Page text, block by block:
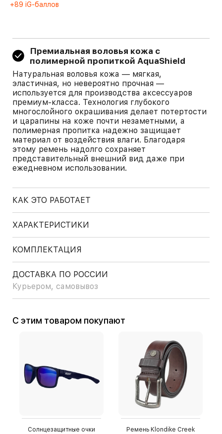
+89 iG-баллов
Премиальная воловья кожа с
полимерной пропиткой AquaShield
Натуральная воловья кожа — мягкая,
эластичная, но невероятно прочная —
используется для производства аксессуаров
премиум-класса. Технология глубокого
многослойного окрашивания делает потертости
и царапины на коже почти незаметными, а
полимерная пропитка надежно защищает
материал от воздействия влаги. Благодаря
этому ремень надолго сохраняет
представительный внешний вид даже при
ежедневном использовании.
КАК ЭТО РАБОТАЕТ
ХАРАКТЕРИСТИКИ
КОМПЛЕКТАЦИЯ
ДОСТАВКА ПО РОССИИ
Курьером, самовывоз
С этим товаром покупают
Солнцезащитные очки
Ремень Klondike Creek